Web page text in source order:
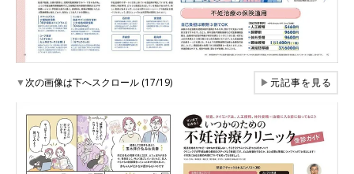
▼次の画像は下へスクロール (17/19) ▶元記事を見る